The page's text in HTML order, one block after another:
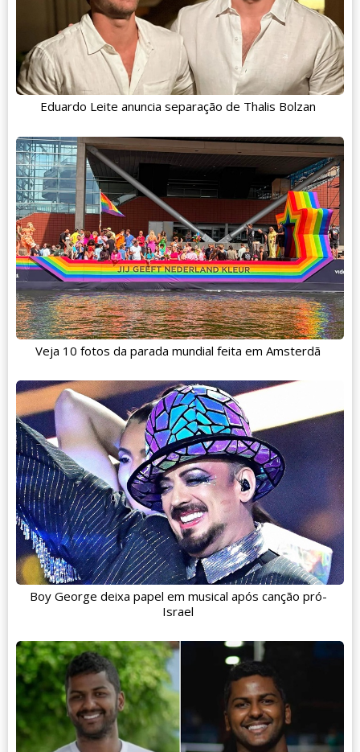
Eduardo Leite anuncia separação de Thalis Bolzan
Veja 10 fotos da parada mundial feita em Amsterdã
Boy George deixa papel em musical após canção pró-
Israel